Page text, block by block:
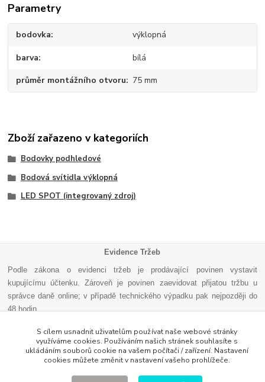
Parametry
bodovka výklopná
barva bílá
průměr montážního otvoru 75 mm
Zboží zařazeno v kategoriích
Bodovky podhledové
Bodová svítidla výklopná
LED SPOT (integrovaný zdroj)
Evidence Tržeb
Podle zákona o evidenci tržeb je prodávající povinen vystavit
kupujícímu účtenku. Zároveň je povinen zaevidovat přijatou tržbu u
správce daně online; v případě technického výpadku pak nejpozději do
48 hodin
S cílem usnadnit uživatelům používat naše webové stránky
využíváme cookies. Používáním našich stránek souhlasíte s
ukládáním souborů cookie na vašem počítači / zařízení. Nastavení
cookies můžete změnit v nastavení vašeho prohlížeče.